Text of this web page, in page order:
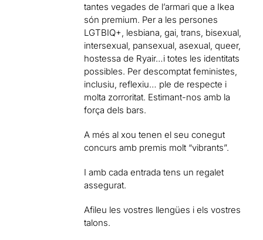
tantes vegades de l’armari que a Ikea
són premium. Per a les persones
LGTBIQ+, lesbiana, gai, trans, bisexual,
intersexual, pansexual, asexual, queer,
hostessa de Ryair…i totes les identitats
possibles. Per descomptat feministes,
inclusiu, reflexiu… ple de respecte i
molta zorroritat. Estimant-nos amb la
força dels bars.
A més al xou tenen el seu conegut
concurs amb premis molt “vibrants”.
I amb cada entrada tens un regalet
assegurat.
Afileu les vostres llengües i els vostres
talons.